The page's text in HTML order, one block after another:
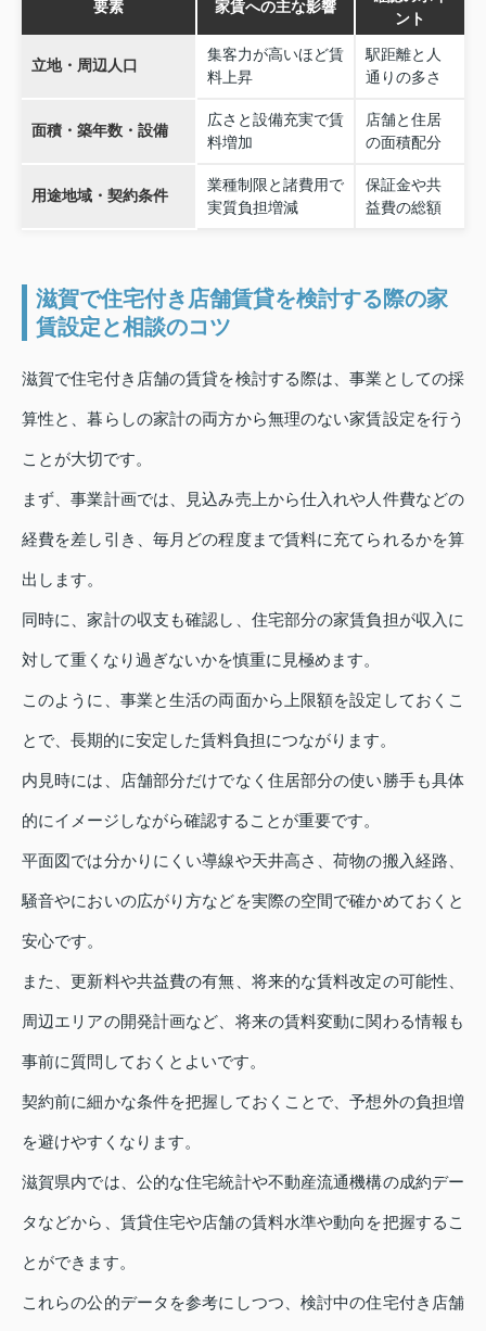
要素 家賃への主な影響
ント
立地・周辺人口
集客力が高いほど賃
料上昇
駅距離と人
通りの多さ
面積・築年数・設備
広さと設備充実で賃
料増加
店舗と住居
の面積配分
用途地域・契約条件
業種制限と諸費用で
実質負担増減
保証金や共
益費の総額
滋賀で住宅付き店舗賃貸を検討する際の家
賃設定と相談のコツ
滋賀で住宅付き店舗の賃貸を検討する際は、事業としての採
算性と、暮らしの家計の両方から無理のない家賃設定を行う
ことが大切です。
まず、事業計画では、見込み売上から仕入れや人件費などの
経費を差し引き、毎月どの程度まで賃料に充てられるかを算
出します。
同時に、家計の収支も確認し、住宅部分の家賃負担が収入に
対して重くなり過ぎないかを慎重に見極めます。
このように、事業と生活の両面から上限額を設定しておくこ
とで、長期的に安定した賃料負担につながります。
内見時には、店舗部分だけでなく住居部分の使い勝手も具体
的にイメージしながら確認することが重要です。
平面図では分かりにくい導線や天井高さ、荷物の搬入経路、
騒音やにおいの広がり方などを実際の空間で確かめておくと
安心です。
また、更新料や共益費の有無、将来的な賃料改定の可能性、
周辺エリアの開発計画など、将来の賃料変動に関わる情報も
事前に質問しておくとよいです。
契約前に細かな条件を把握しておくことで、予想外の負担増
を避けやすくなります。
滋賀県内では、公的な住宅統計や不動産流通機構の成約デー
タなどから、賃貸住宅や店舗の賃料水準や動向を把握するこ
とができます。
これらの公的データを参考にしつつ、検討中の住宅付き店舗